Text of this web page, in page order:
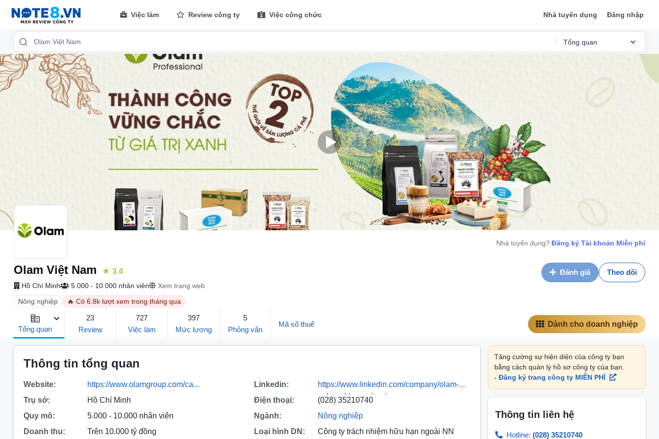
Việc làm Review công ty Việc công chức Nhà tuyển dụng Đăng nhập
Tổng quan
Việc làm
Nhà tuyển dụng? Đăng ký Tài khoản Miễn phí
Olam Việt Nam ★ 3.4
Hồ Chí Minh 5.000 - 10.000 nhân viên Xem trang web
Đánh giá Theo dõi
Nông nghiệp 🔥 Có 6.8k lượt xem trong tháng qua
Tổng quan
23
Review
727
Việc làm
397
Mức lương
5
Phỏng vấn
Mã số thuế Dành cho doanh nghiệp
Thông tin tổng quan
Website: https://www.olamgroup.com/ca... Linkedin:
https://www.linkedin.com/company/olam-
palm-rubber-gabon/
Trụ sở: Hồ Chí Minh Điện thoại:
(028) 35210740
Quy mô:
5.000 - 10.000 nhân viên Ngành:
Nông nghiệp
Doanh thu:
Trên 10.000 tỷ đồng Loại hình DN:
Công ty trách nhiệm hữu hạn ngoài NN
Tăng cường sự hiện diện của công ty bạn
bằng cách quản lý hồ sơ công ty của bạn.
- Đăng ký trang công ty MIỄN PHÍ
Thông tin liên hệ
Hotline: (028) 35210740